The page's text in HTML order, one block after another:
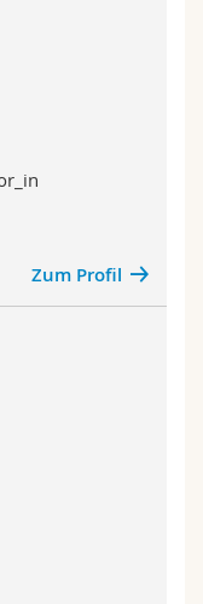
Zum Profil